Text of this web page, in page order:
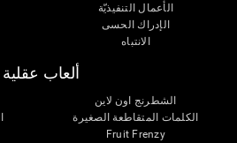
الأعمال التنفيذيّة
الإدراك الحسى
الانتباه
ألعاب عقلية
الشطرنج اون لاين
الكلمات المتقاطعة الصغيرة
Fruit Frenzy